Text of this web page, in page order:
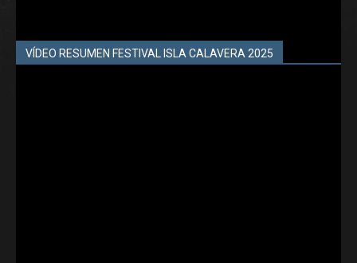
VÍDEO RESUMEN FESTIVAL ISLA CALAVERA 2025